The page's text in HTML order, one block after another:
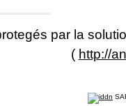
par la
( http://